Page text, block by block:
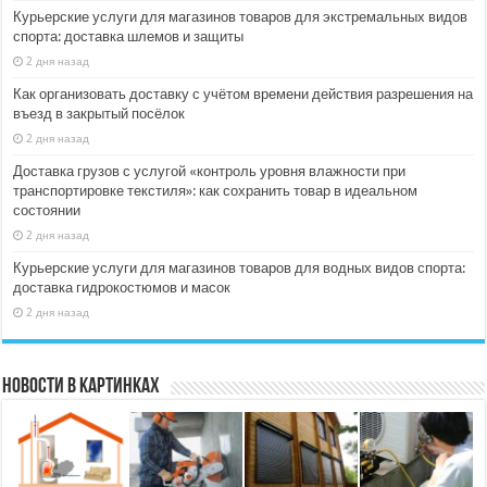
Курьерские услуги для магазинов товаров для экстремальных видов
спорта: доставка шлемов и защиты
2 дня назад
Как организовать доставку с учётом времени действия разрешения на
въезд в закрытый посёлок
2 дня назад
Доставка грузов с услугой «контроль уровня влажности при
транспортировке текстиля»: как сохранить товар в идеальном
состоянии
2 дня назад
Курьерские услуги для магазинов товаров для водных видов спорта:
доставка гидрокостюмов и масок
2 дня назад
Новости в картинках